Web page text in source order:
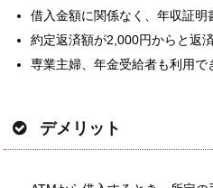
借入金額に関係なく、年収証明
約定返済額が2,000円からと返
専業主婦、年金受給者も利用で
デメリット